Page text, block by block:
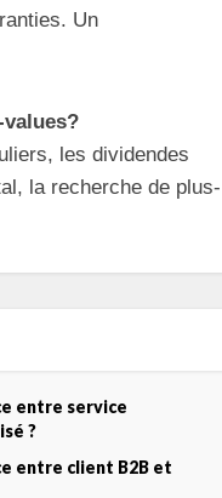
Un
les dividendes
la recherche de plus-
entre service
?
entre client B2B et